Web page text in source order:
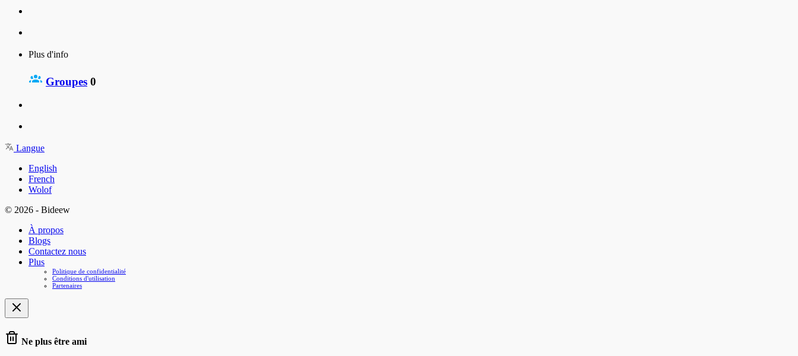
Plus d'info
Groupes 0
Langue
English
French
Wolof
© 2026 - Bideew
À propos
Blogs
Contactez nous
Plus
Politique de confidentialité
Conditions d'utilisation
Partenaires
Ne plus être ami